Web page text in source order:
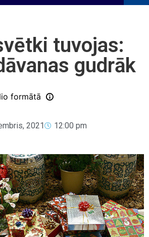
tuvojas:
gudrāk
formātā
2021
12:00 pm